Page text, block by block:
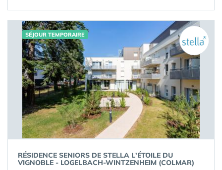
SÉJOUR TEMPORAIRE
RÉSIDENCE SENIORS DE STELLA L'ÉTOILE DU
VIGNOBLE - LOGELBACH-WINTZENHEIM (COLMAR)